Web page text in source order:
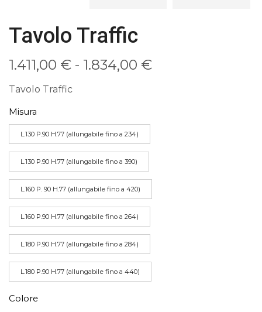
Tavolo Traffic
1.411,00 € - 1.834,00 €Fascia
a
1.834,00 €
Tavolo Traffic
Misura
L.130 P.90 H.77 (allungabile fino a 234)
L.130 P.90 H.77 (allungabile fino a 390)
L.160 P. 90 H.77 (allungabile fino a 420)
L.160 P.90 H.77 (allungabile fino a 264)
L.180 P.90 H.77 (allungabile fino a 284)
L.180 P.90 H.77 (allungabile fino a 440)
Colore